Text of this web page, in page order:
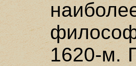
1620-м.